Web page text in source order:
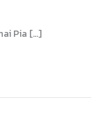
Pia […]